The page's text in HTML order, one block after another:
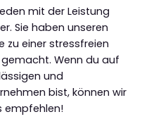
mit der Leistung
Sie haben unseren
zu einer stressfreien
Wenn du auf
und
bist, können wir
empfehlen!